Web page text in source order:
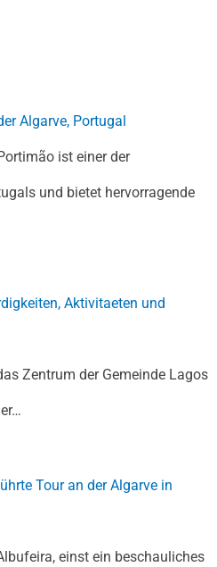
Algarve, Portugal
ist einer der
und bietet hervorragende
Aktivitaeten und
Zentrum der Gemeinde Lagos
Tour an der Algarve in
einst ein beschauliches